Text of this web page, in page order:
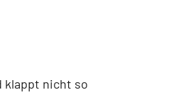
klappt nicht so